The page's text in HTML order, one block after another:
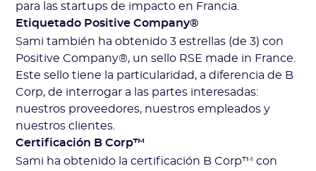
para las startups de impacto en Francia.
Etiquetado Positive Company®
Sami también ha obtenido 3 estrellas (de 3) con
Positive Company®, un sello RSE made in France.
Este sello tiene la particularidad, a diferencia de B
Corp, de interrogar a las partes interesadas:
nuestros proveedores, nuestros empleados y
nuestros clientes.
Certificación B Corp™
Sami ha obtenido la certificación B Corp™ con